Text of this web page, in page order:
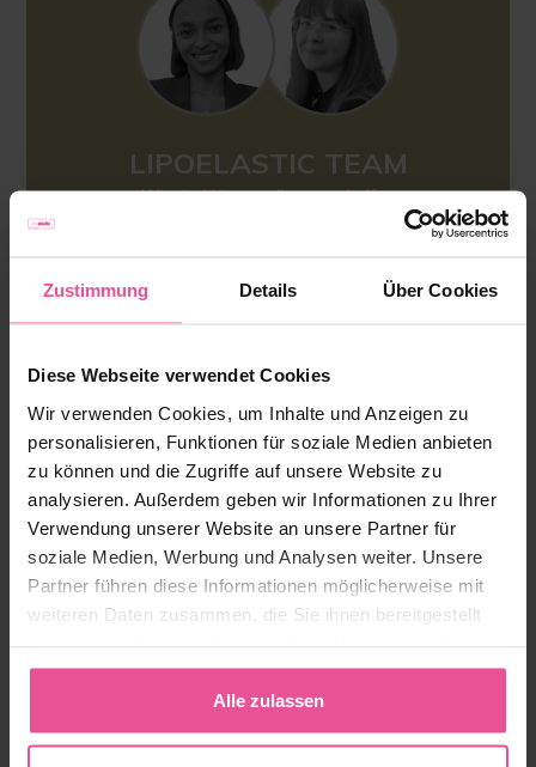
Zustimmung Details Über Cookies
Diese Webseite verwendet Cookies
Wir verwenden Cookies, um Inhalte und Anzeigen zu
personalisieren, Funktionen für soziale Medien anbieten
zu können und die Zugriffe auf unsere Website zu
analysieren. Außerdem geben wir Informationen zu Ihrer
Verwendung unserer Website an unsere Partner für
soziale Medien, Werbung und Analysen weiter. Unsere
Partner führen diese Informationen möglicherweise mit
weiteren Daten zusammen, die Sie ihnen bereitgestellt
gesammelt haben.
Alle zulassen
LIPOELASTIC TEAM
Wir sind hier, um Ihnen zu helfen
kundenservice@lipoelastic.de